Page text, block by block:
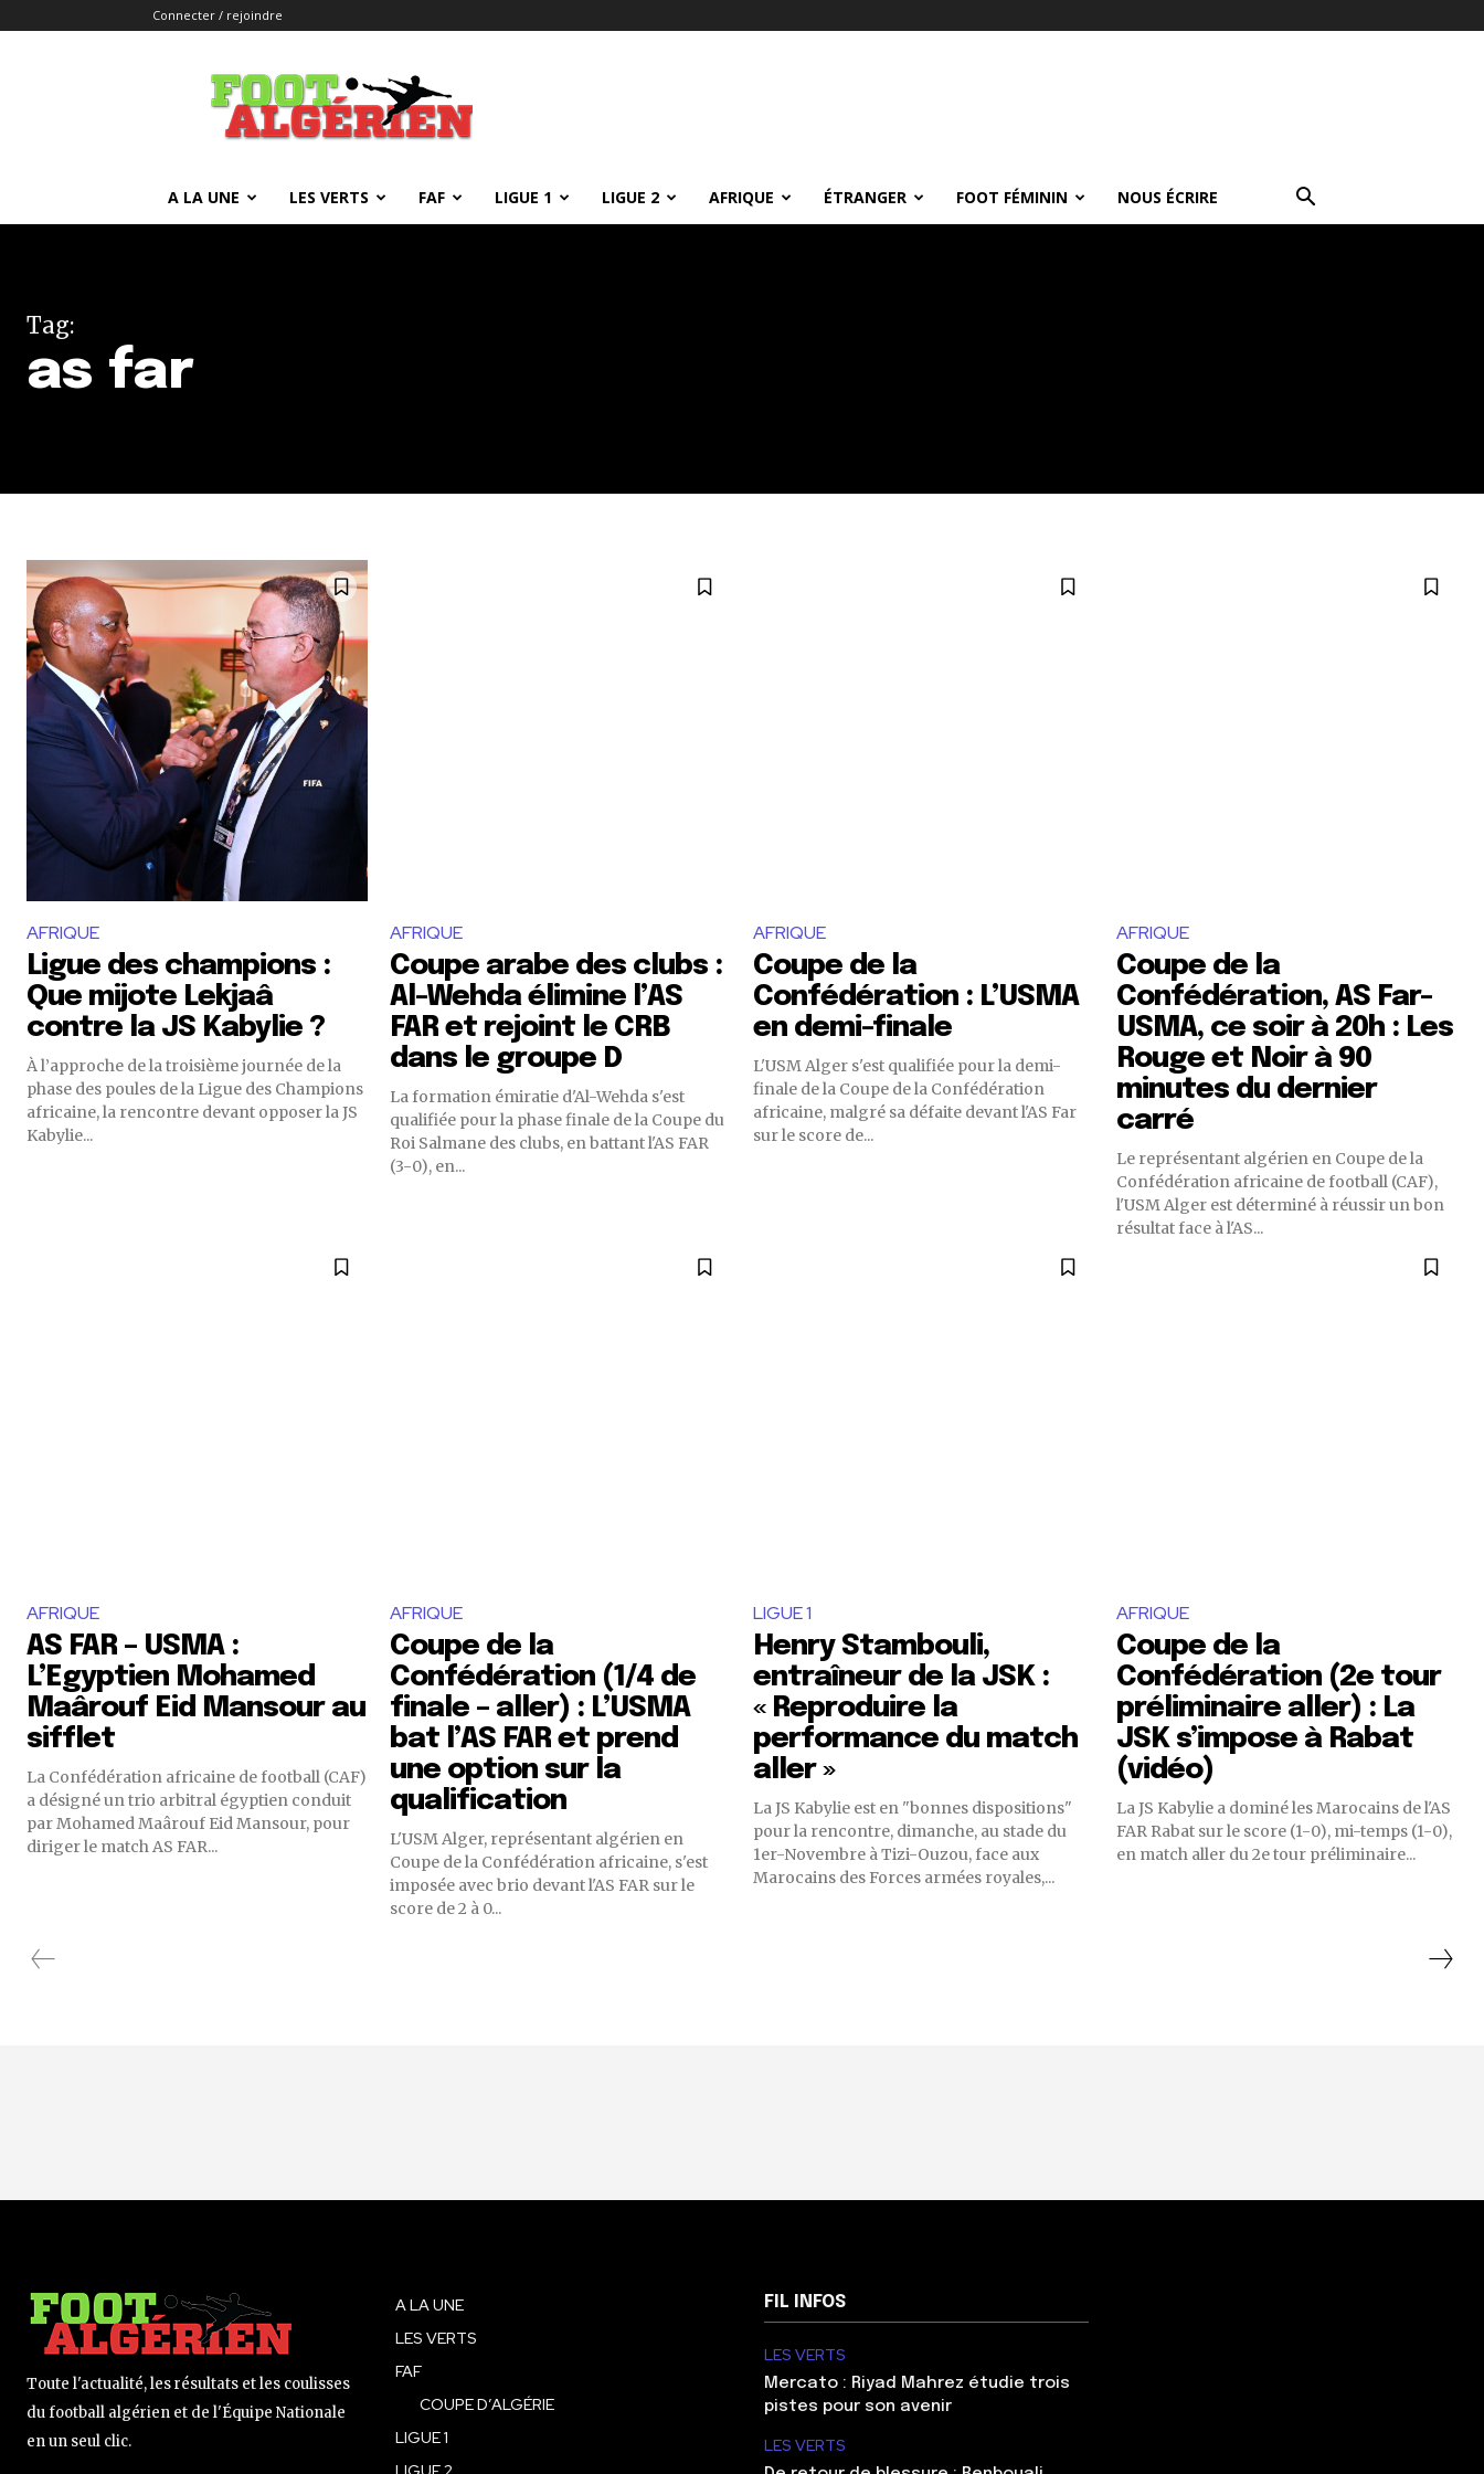
Connecter / rejoindre
FOOTALGERIEN
A LA UNE LES VERTS FAF LIGUE 1 LIGUE 2 AFRIQUE ÉTRANGER FOOT FÉMININ NOUS ÉCRIRE
Tag:
as far
AFRIQUE
Ligue des champions :
Que mijote Lekjaâ
contre la JS Kabylie ?
À l’approche de la troisième journée de la
phase des poules de la Ligue des Champions
africaine, la rencontre devant opposer la JS
Kabylie...
AFRIQUE
Coupe arabe des clubs :
Al-Wehda élimine l’AS
FAR et rejoint le CRB
dans le groupe D
La formation émiratie d'Al-Wehda s'est
qualifiée pour la phase finale de la Coupe du
Roi Salmane des clubs, en battant l'AS FAR
(3-0), en...
AFRIQUE
Coupe de la
Confédération : L’USMA
en demi-finale
L'USM Alger s'est qualifiée pour la demi-
finale de la Coupe de la Confédération
africaine, malgré sa défaite devant l'AS Far
sur le score de...
AFRIQUE
Coupe de la
Confédération, AS Far-
USMA, ce soir à 20h : Les
Rouge et Noir à 90
minutes du dernier
carré
Le représentant algérien en Coupe de la
Confédération africaine de football (CAF),
l'USM Alger est déterminé à réussir un bon
résultat face à l'AS...
AFRIQUE
AS FAR – USMA :
L’Egyptien Mohamed
Maârouf Eid Mansour au
sifflet
La Confédération africaine de football (CAF)
a désigné un trio arbitral égyptien conduit
par Mohamed Maârouf Eid Mansour, pour
diriger le match AS FAR...
AFRIQUE
Coupe de la
Confédération (1/4 de
finale – aller) : L’USMA
bat l’AS FAR et prend
une option sur la
qualification
L'USM Alger, représentant algérien en
Coupe de la Confédération africaine, s'est
imposée avec brio devant l'AS FAR sur le
score de 2 à 0...
LIGUE 1
Henry Stambouli,
entraîneur de la JSK :
« Reproduire la
performance du match
aller »
La JS Kabylie est en "bonnes dispositions"
pour la rencontre, dimanche, au stade du
1er-Novembre à Tizi-Ouzou, face aux
Marocains des Forces armées royales,...
AFRIQUE
Coupe de la
Confédération (2e tour
préliminaire aller) : La
JSK s’impose à Rabat
(vidéo)
La JS Kabylie a dominé les Marocains de l'AS
FAR Rabat sur le score (1-0), mi-temps (1-0),
en match aller du 2e tour préliminaire...
Toute l'actualité, les résultats et les coulisses
du football algérien et de l'Équipe Nationale
en un seul clic.
A LA UNE
LES VERTS
FAF
COUPE D’ALGÉRIE
LIGUE 1
FIL INFOS
LES VERTS
Mercato : Riyad Mahrez étudie trois
pistes pour son avenir
LES VERTS